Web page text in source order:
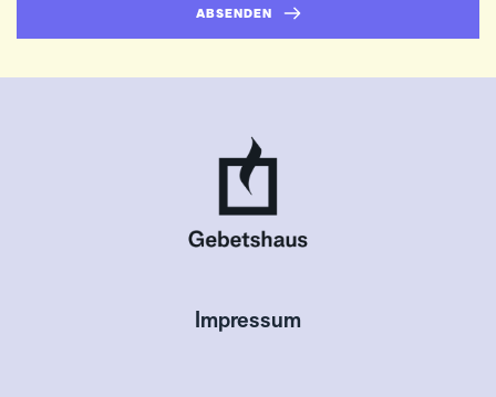
ABSENDEN
Impressum